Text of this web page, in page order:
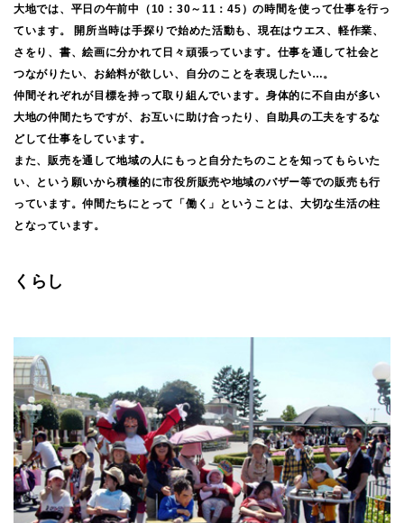
大地では、平日の午前中（10：30～11：45）の時間を使って仕事を行っ
ています。 開所当時は手探りで始めた活動も、現在はウエス、軽作業、
さをり、書、絵画に分かれて日々頑張っています。仕事を通して社会と
つながりたい、お給料が欲しい、自分のことを表現したい…。
仲間それぞれが目標を持って取り組んでいます。身体的に不自由が多い
大地の仲間たちですが、お互いに助け合ったり、自助具の工夫をするな
どして仕事をしています。
また、販売を通して地域の人にもっと自分たちのことを知ってもらいた
い、という願いから積極的に市役所販売や地域のバザー等での販売も行
っています。仲間たちにとって「働く」ということは、大切な生活の柱
となっています。
くらし